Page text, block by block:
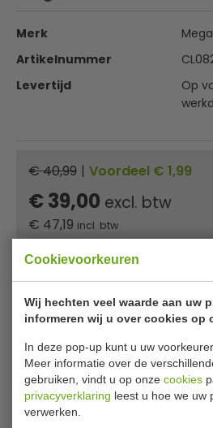
Cookievoorkeuren
Wij hechten veel waarde aan uw
informeren wij u over cookies op
In deze pop-up kunt u uw
Meer informatie over de
gebruiken, vindt u op onze cookies
privacyverklaring leest u hoe we uw
verwerken.
Merk
Mega
Artikelnummer
Levertijd
Op
€ 40,99 | Voordeel € 1,99
€ 39,00 excl. btw
€ 47,19 incl. btw
In
Ofbetaal15,73in 3 termijnen
✔ Gratis verzending* ✔ 24 uur
prijsgarantie
Bamboe dienblad